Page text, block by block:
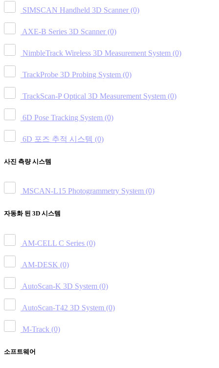
SIMSCAN Handheld 3D Scanner (0)
AXE-B Series 3D Scanner (0)
NimbleTrack Wireless 3D Measurement System (0)
TrackProbe 3D Probing System (0)
TrackScan-P Optical 3D Measurement System (0)
6D Pose Tracking System (0)
6D 포즈 추적 시스템 (0)
사진 측량 시스템
MSCAN-L15 Photogrammetry System (0)
자동화 된 3D 시스템
AM-CELL C Series (0)
AM-DESK (0)
AutoScan-K 3D System (0)
AutoScan-T42 3D System (0)
M-Track (0)
소프트웨어